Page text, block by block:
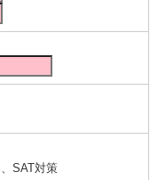
SAT対策